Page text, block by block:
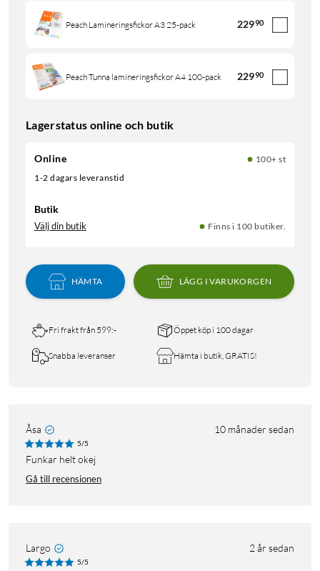
Peach Lamineringsfickor A3 25-pack 22990
Peach Tunna lamineringsfickor A4 100-pack 22990
Lagerstatus online och butik
Online
100+ st
1-2 dagars leveranstid
Butik
Välj din butik Finns i 100 butiker.
HÄMTA LÄGG I VARUKORGEN
Fri frakt från 599:- Öppet köp i 100 dagar
Snabba leveranser Hämta i butik, GRATIS!
Åsa 10 månader sedan
5/5
Funkar helt okej
Gå till recensionen
Largo 2 år sedan
5/5